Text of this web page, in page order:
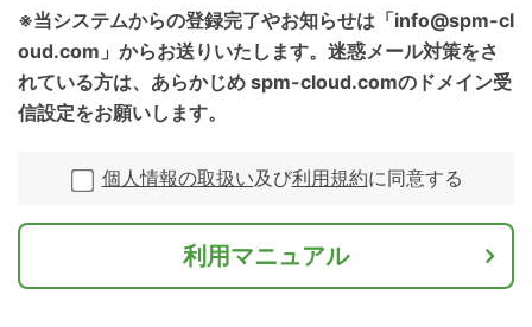
※当システムからの登録完了やお知らせは「info@spm-cl
oud.com」からお送りいたします。迷惑メール対策をさ
れている方は、あらかじめ spm-cloud.comのドメイン受
信設定をお願いします。
個人情報の取扱い及び利用規約に同意する
利用マニュアル